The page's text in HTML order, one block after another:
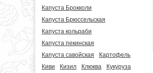
Капуста Брокколи
Капуста Брюссельская
Капуста кольраби
Капуста пекинская
Капуста савойская
Картофель
Киви
Кизил Клюква
Кукуруза